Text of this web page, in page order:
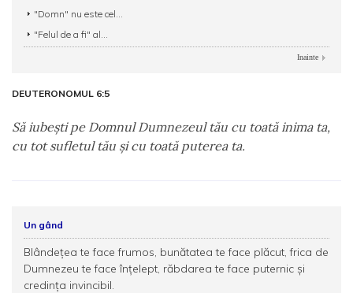
"Domn" nu este cel...
"Felul de a fi" al...
Inainte
DEUTERONOMUL 6:5
Să iubeşti pe Domnul Dumnezeul tău cu toată inima ta,
cu tot sufletul tău şi cu toată puterea ta.
Un gând
Blândețea te face frumos, bunătatea te face plăcut, frica de
Dumnezeu te face înțelept, răbdarea te face puternic și
credința invincibil.